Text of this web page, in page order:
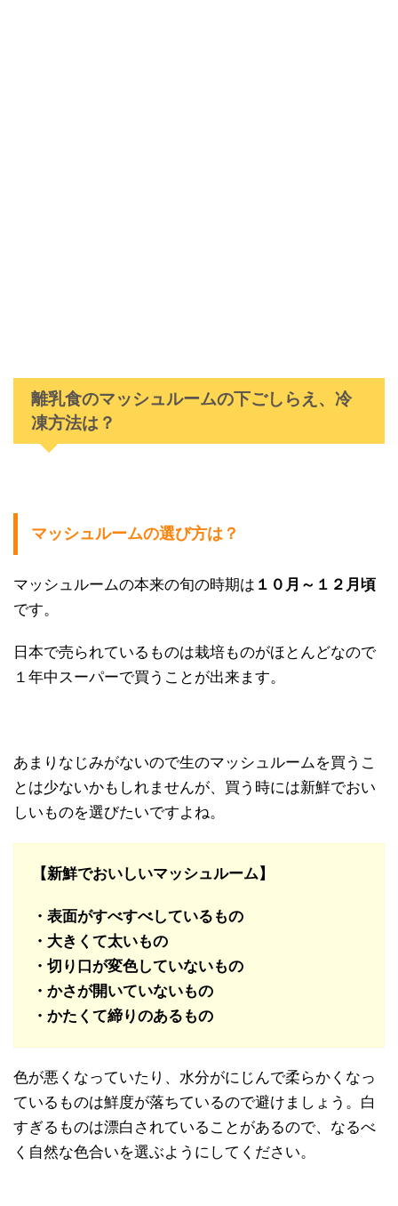
離乳食のマッシュルームの下ごしらえ、冷
凍方法は？
マッシュルームの選び方は？
マッシュルームの本来の旬の時期は １０月～１２月頃
です。
日本で売られているものは栽培ものがほとんどなので
１年中スーパーで買うことが出来ます。
あまりなじみがないので生のマッシュルームを買うこ
とは少ないかもしれませんが、買う時には新鮮でおい
しいものを選びたいですよね。
【新鮮でおいしいマッシュルーム】
・表面がすべすべしているもの
・大きくて太いもの
・切り口が変色していないもの
・かさが開いていないもの
・かたくて締りのあるもの
色が悪くなっていたり、水分がにじんで柔らかくなっ
ているものは鮮度が落ちているので避けましょう。白
すぎるものは漂白されていることがあるので、なるべ
く自然な色合いを選ぶようにしてください。